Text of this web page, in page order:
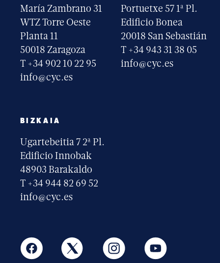
María Zambrano 31
WTZ Torre Oeste
Planta 11
50018 Zaragoza
T +34 902 10 22 95
info@cyc.es
Portuetxe 57 1ª Pl.
Edificio Bonea
20018 San Sebastián
T +34 943 31 38 05
info@cyc.es
BIZKAIA
Ugartebeitia 7 2ª Pl.
Edificio Innobak
48903 Barakaldo
T +34 944 82 69 52
info@cyc.es